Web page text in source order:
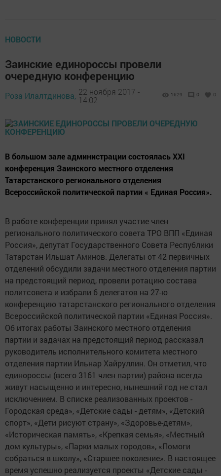
НОВОСТИ
Заинские единороссы провели
очередную конференцию
Роза Илалтдинова, 22 ноября 2017 -
14:02
1629 0 0
В большом зале администрации состоялась XXI
конференция Заинского местного отделения
Татарстанского регионального отделения
Всероссийской политической партии « Единая Россия».
В работе конференции принял участие член
регионального политического совета ТРО ВПП «Единая
Россия», депутат Государственного Совета Республики
Татарстан Ильшат Аминов. Делегаты от 42 первичных
отделений обсудили задачи местного отделения партии
на предстоящий период, провели ротацию состава
политсовета и избрали 6 делегатов на 27-ю
конференцию татарстанского регионального отделения
Всероссийской политической партии «Единая Россия».
Об итогах работы Заинского местного отделения
партии и задачах на предстоящий период рассказал
руководитель исполнительного комитета местного
отделения партии Ильнар Хайруллин. Он отметил, что
единороссы (всего 3161 член партии) района всегда
живут насыщенно и интересно, нынешний год не стал
исключением. В списке реализованных проектов -
Городская среда», «Детские сады - детям», «Детский
спорт», «Дети рисуют страну», «Здоровье-детям»,
«Историческая память», «Крепкая семья», «Местный
дом культуры», «Парки малых городов», «Помоги
собраться в школу», «Старшее поколение». В настоящее
время успешно реализуется проекты «Детские сады -